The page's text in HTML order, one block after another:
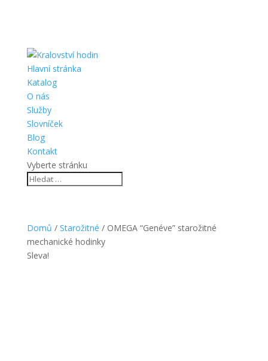
Hlavní stránka
Katalog
O nás
Služby
Slovníček
Blog
Kontakt
Vyberte stránku
Domů / Starožitné / OMEGA “Genéve” starožitné
mechanické hodinky
Sleva!